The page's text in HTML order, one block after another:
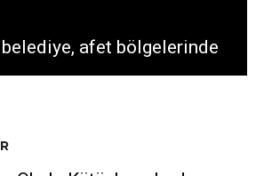
afet bölgelerinde